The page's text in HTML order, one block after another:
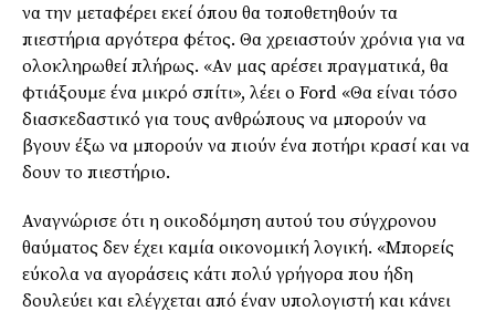
να την μεταφέρει εκεί όπου θα τοποθετηθούν τα
πιεστήρια αργότερα φέτος. Θα χρειαστούν χρόνια για να
ολοκληρωθεί πλήρως. «Αν μας αρέσει πραγματικά, θα
φτιάξουμε ένα μικρό σπίτι», λέει ο Ford «Θα είναι τόσο
διασκεδαστικό για τους ανθρώπους να μπορούν να
βγουν έξω να μπορούν να πιούν ένα ποτήρι κρασί και να
δουν το πιεστήριο.
Αναγνώρισε ότι η οικοδόμηση αυτού του σύγχρονου
θαύματος δεν έχει καμία οικονομική λογική. «Μπορείς
εύκολα να αγοράσεις κάτι πολύ γρήγορα που ήδη
δουλεύει και ελέγχεται από έναν υπολογιστή και κάνει